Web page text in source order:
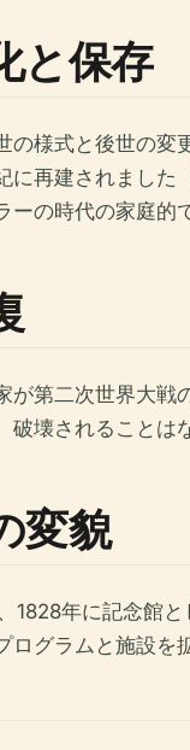
と保存
の様式と後世の
に再建されました
ーの時代の家庭的
が第二次世界大戦
破壊されることは
変貌
1828年に記念館
ログラムと施設